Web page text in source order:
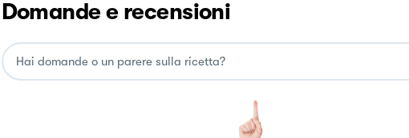
Domande e recensioni